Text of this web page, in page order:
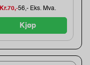
Kr.70,-56,- Eks. Mva.
Kjøp